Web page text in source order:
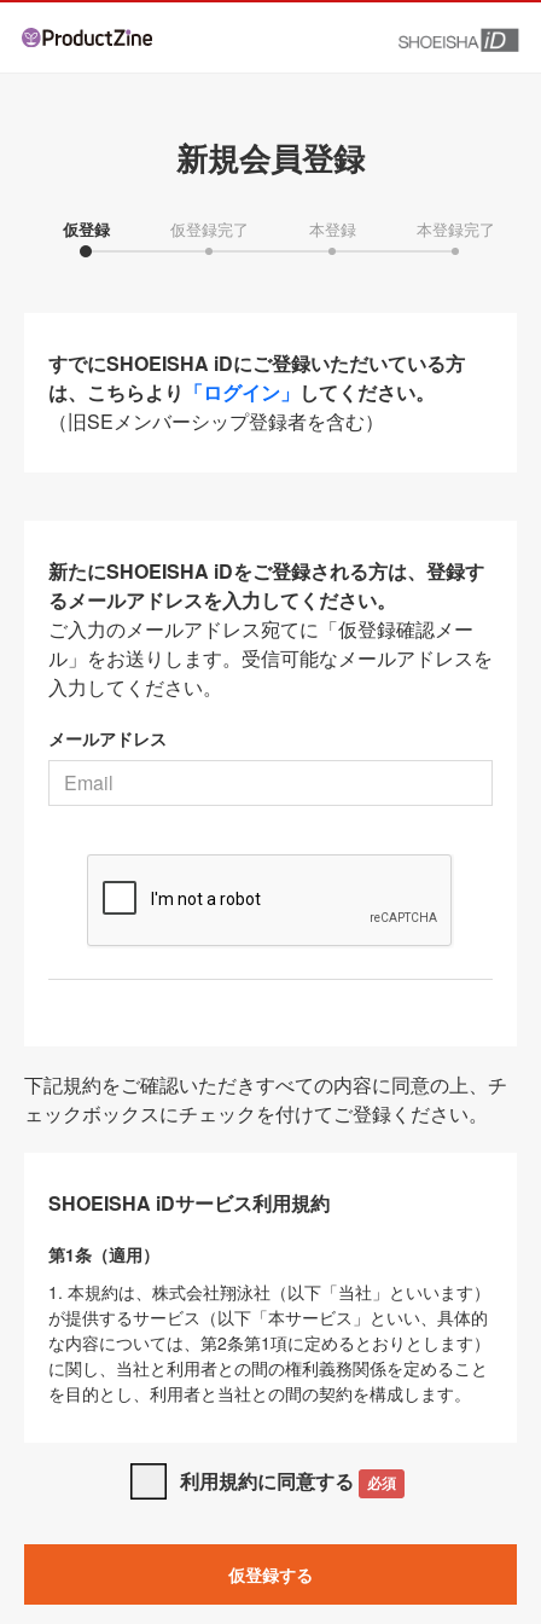
新規会員登録
仮登録 仮登録完了 本登録 本登録完了
すでにSHOEISHA iDにご登録いただいている方
は、こちらより 「ログイン」 してください。
（旧SEメンバーシップ登録者を含む）
新たにSHOEISHA iDをご登録される方は、登録す
るメールアドレスを入力してください。
ご入力のメールアドレス宛てに「仮登録確認メー
ル」をお送りします。受信可能なメールアドレスを
入力してください。
メールアドレス
下記規約をご確認いただきすべての内容に同意の上、チ
ェックボックスにチェックを付けてご登録ください。
SHOEISHA iDサービス利用規約
第1条（適用）
1. 本規約は、株式会社翔泳社（以下「当社」といいます）
が提供するサービス（以下「本サービス」といい、具体的
な内容については、第2条第1項に定めるとおりとします）
に関し、当社と利用者との間の権利義務関係を定めること
を目的とし、利用者と当社との間の契約を構成します。
SHOEISHA iDプライバシーポリシー」及び「
サイト上でのデータの利用について（Cookieポリシー）
3. 本規約の内容と、前項に記載する定めその他当社が定め
利用規約に同意する 必須
仮登録する